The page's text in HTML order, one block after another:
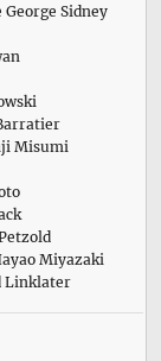
Sidney
Misumi
Miyazaki
Linklater